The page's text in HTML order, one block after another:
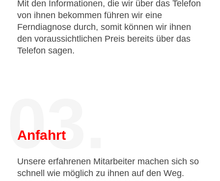
Mit den Informationen, die wir über das Telefon
von ihnen bekommen führen wir eine
Ferndiagnose durch, somit können wir ihnen
den voraussichtlichen Preis bereits über das
Telefon sagen.
03.
Anfahrt
Unsere erfahrenen Mitarbeiter machen sich so
schnell wie möglich zu ihnen auf den Weg.